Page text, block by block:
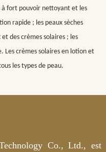
fort pouvoir nettoyant et les
rapide ; les peaux sèches
des crèmes solaires ; les
Les crèmes solaires en lotion et
les types de peau.
Co., Ltd., est